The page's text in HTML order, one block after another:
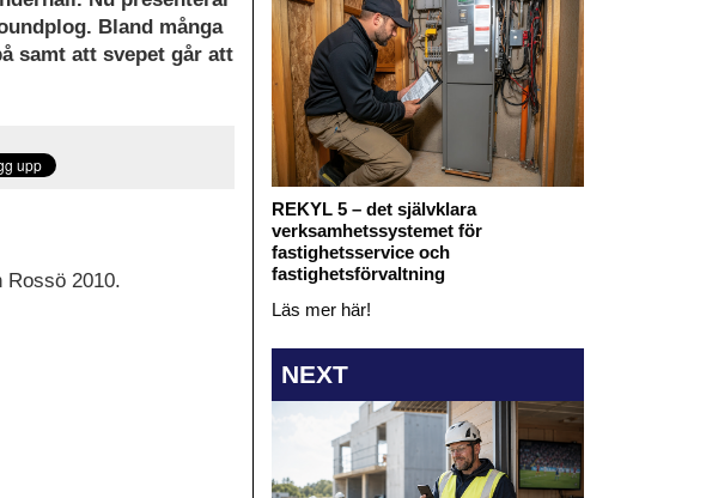
Bland många
samt att svepet går att
2010.
REKYL 5 – det självklara
verksamhetssystemet för
fastighetsservice och
fastighetsförvaltning
Läs mer här!
NEXT